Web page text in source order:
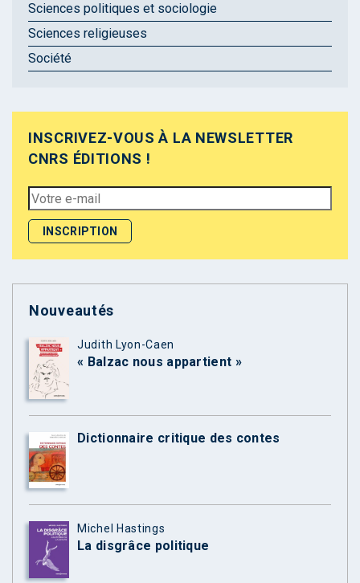
Sciences politiques et sociologie
Sciences religieuses
Société
INSCRIVEZ-VOUS À LA NEWSLETTER
CNRS ÉDITIONS !
Nouveautés
Judith Lyon-Caen
« Balzac nous appartient »
Dictionnaire critique des contes
Michel Hastings
La disgrâce politique